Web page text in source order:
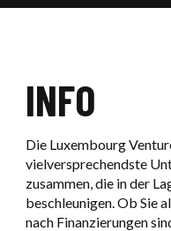
SIGMA
UNSERE
EINE
KONTAKT FÜR
EINE
KONTAKT FÜR
INFO
Die Luxembourg
vielversprechendste
zusammen, die in der
beschleunigen. Ob Sie
nach Finanzierungen